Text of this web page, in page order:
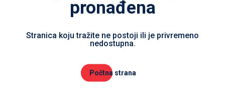
pronađena
Stranica koju tražite ne postoji ili je privremeno
nedostupna.
Počtna strana